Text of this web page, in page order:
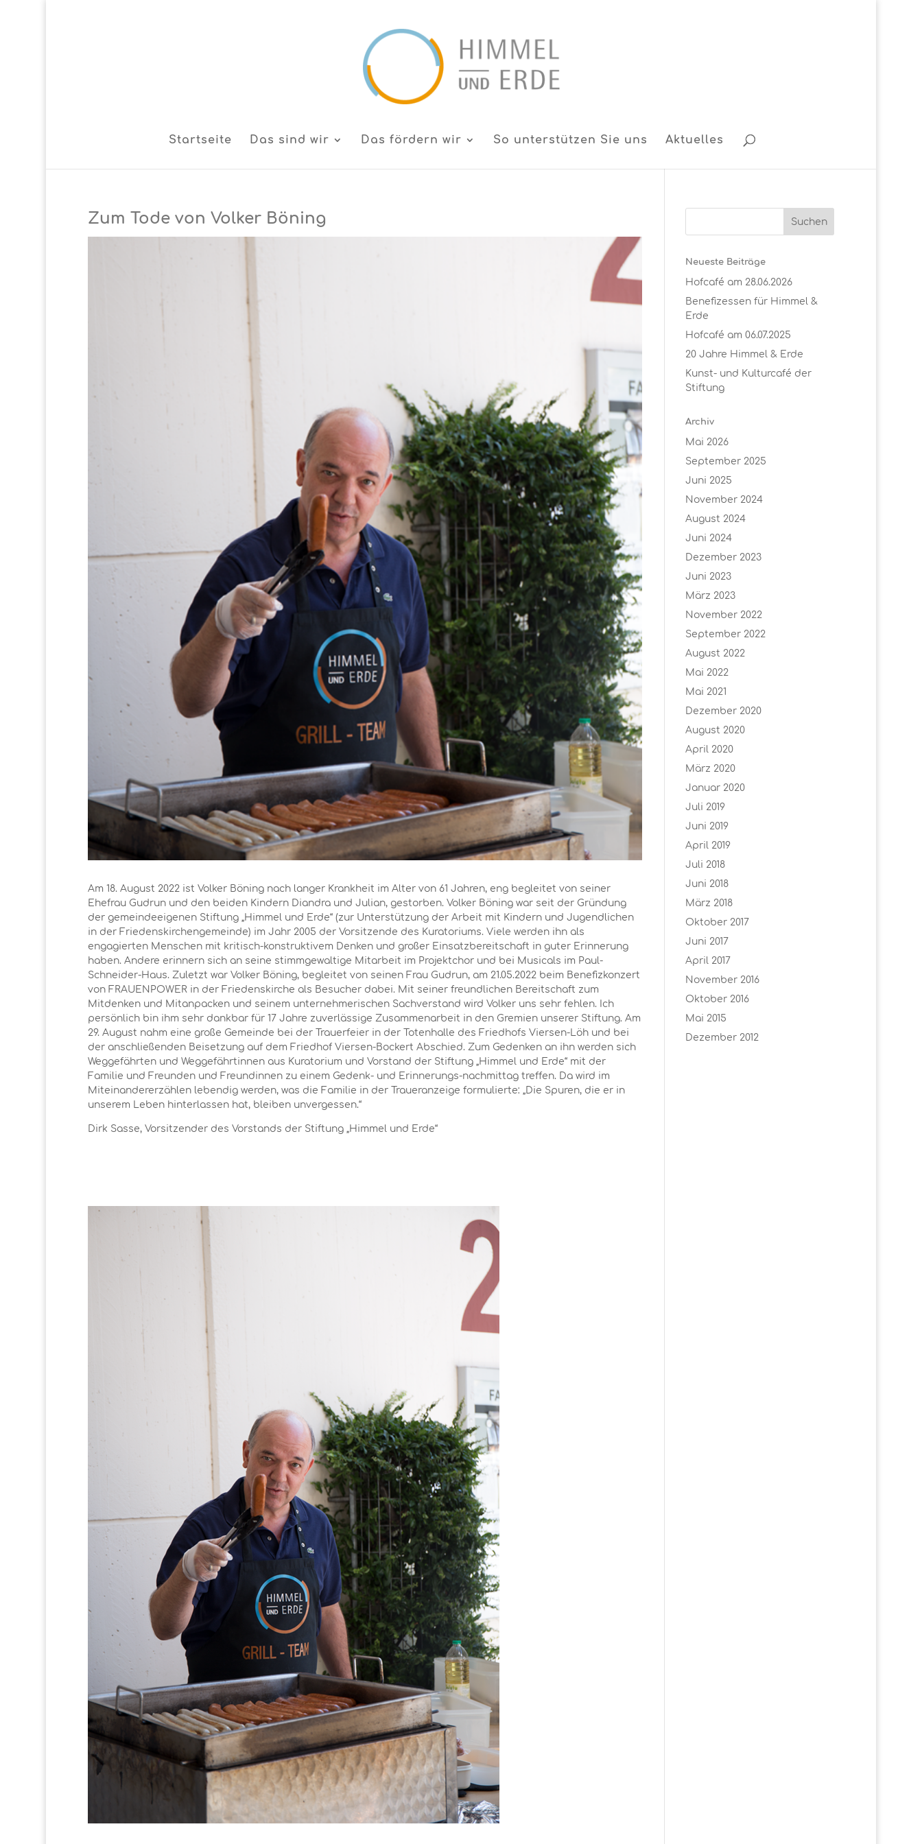
Startseite Das sind wir Das fördern wir So unterstützen Sie uns Aktuelles
Zum Tode von Volker Böning
Am 18. August 2022 ist Volker Böning nach langer Krankheit im Alter von 61 Jahren, eng begleitet von seiner
Ehefrau Gudrun und den beiden Kindern Diandra und Julian, gestorben. Volker Böning war seit der Gründung
der gemeindeeigenen Stiftung „Himmel und Erde“ (zur Unterstützung der Arbeit mit Kindern und Jugendlichen
in der Friedenskirchengemeinde) im Jahr 2005 der Vorsitzende des Kuratoriums. Viele werden ihn als
engagierten Menschen mit kritisch-konstruktivem Denken und großer Einsatzbereitschaft in guter Erinnerung
haben. Andere erinnern sich an seine stimmgewaltige Mitarbeit im Projektchor und bei Musicals im Paul-
Schneider-Haus. Zuletzt war Volker Böning, begleitet von seinen Frau Gudrun, am 21.05.2022 beim Benefizkonzert
von FRAUENPOWER in der Friedenskirche als Besucher dabei. Mit seiner freundlichen Bereitschaft zum
Mitdenken und Mitanpacken und seinem unternehmerischen Sachverstand wird Volker uns sehr fehlen. Ich
persönlich bin ihm sehr dankbar für 17 Jahre zuverlässige Zusammenarbeit in den Gremien unserer Stiftung. Am
29. August nahm eine große Gemeinde bei der Trauerfeier in der Totenhalle des Friedhofs Viersen-Löh und bei
der anschließenden Beisetzung auf dem Friedhof Viersen-Bockert Abschied. Zum Gedenken an ihn werden sich
Weggefährten und Weggefährtinnen aus Kuratorium und Vorstand der Stiftung „Himmel und Erde“ mit der
Familie und Freunden und Freundinnen zu einem Gedenk- und Erinnerungs-nachmittag treffen. Da wird im
Miteinandererzählen lebendig werden, was die Familie in der Traueranzeige formulierte: „Die Spuren, die er in
unserem Leben hinterlassen hat, bleiben unvergessen.“
Dirk Sasse, Vorsitzender des Vorstands der Stiftung „Himmel und Erde“
Neueste Beiträge
Hofcafé am 28.06.2026
Benefizessen für Himmel &
Erde
Hofcafé am 06.07.2025
20 Jahre Himmel & Erde
Kunst- und Kulturcafé der
Stiftung
Archiv
Mai 2026
September 2025
Juni 2025
November 2024
August 2024
Juni 2024
Dezember 2023
Juni 2023
März 2023
November 2022
September 2022
August 2022
Mai 2022
Mai 2021
Dezember 2020
August 2020
April 2020
März 2020
Januar 2020
Juli 2019
Juni 2019
April 2019
Juli 2018
Juni 2018
März 2018
Oktober 2017
Juni 2017
April 2017
November 2016
Oktober 2016
Mai 2015
Dezember 2012